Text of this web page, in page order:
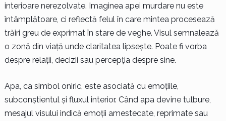
interioare nerezolvate. Imaginea apei murdare nu este
întâmplătoare, ci reflectă felul în care mintea procesează
trăiri greu de exprimat în stare de veghe. Visul semnalează
o zonă din viață unde claritatea lipsește. Poate fi vorba
despre relații, decizii sau percepția despre sine.
Apa, ca simbol oniric, este asociată cu emoțiile,
subconștientul și fluxul interior. Când apa devine tulbure,
mesajul visului indică emoții amestecate, reprimate sau